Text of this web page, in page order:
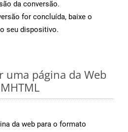
da conversão.
for concluída, baixe o
seu dispositivo.
uma página da Web
da web para o formato